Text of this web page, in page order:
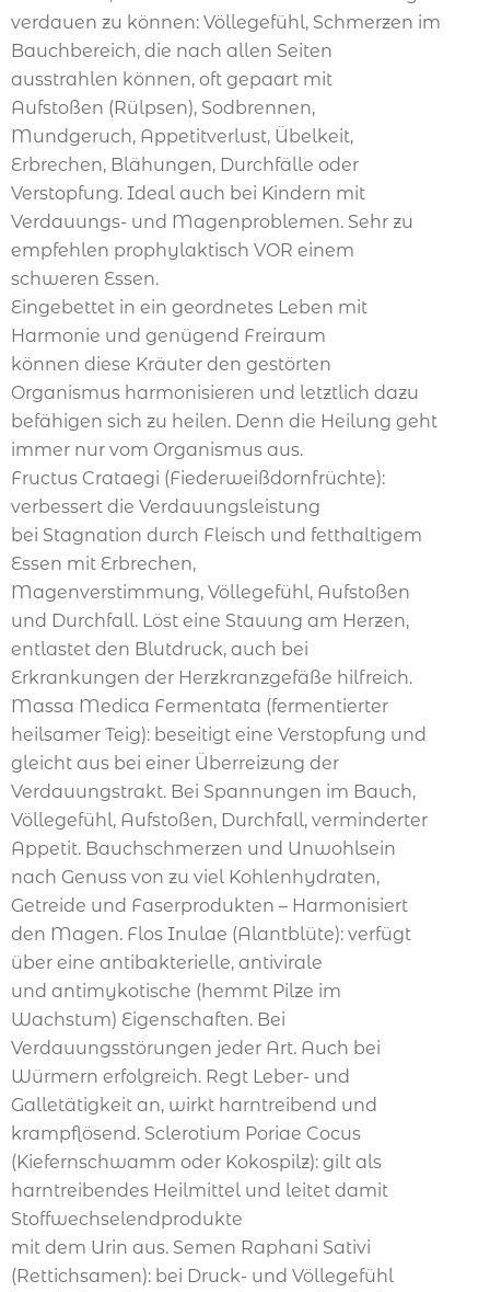
verdauen zu können: Völlegefühl, Schmerzen im
Bauchbereich, die nach allen Seiten
ausstrahlen können, oft gepaart mit
Aufstoßen (Rülpsen), Sodbrennen,
Mundgeruch, Appetitverlust, Übelkeit,
Erbrechen, Blähungen, Durchfälle oder
Verstopfung. Ideal auch bei Kindern mit
Verdauungs- und Magenproblemen. Sehr zu
empfehlen prophylaktisch VOR einem
schweren Essen.
Eingebettet in ein geordnetes Leben mit
Harmonie und genügend Freiraum
können diese Kräuter den gestörten
Organismus harmonisieren und letztlich dazu
befähigen sich zu heilen. Denn die Heilung geht
immer nur vom Organismus aus.
Fructus Crataegi (Fiederweißdornfrüchte):
verbessert die Verdauungsleistung
bei Stagnation durch Fleisch und fetthaltigem
Essen mit Erbrechen,
Magenverstimmung, Völlegefühl, Aufstoßen
und Durchfall. Löst eine Stauung am Herzen,
entlastet den Blutdruck, auch bei
Erkrankungen der Herzkranzgefäße hilfreich.
Massa Medica Fermentata (fermentierter
heilsamer Teig): beseitigt eine Verstopfung und
gleicht aus bei einer Überreizung der
Verdauungstrakt. Bei Spannungen im Bauch,
Völlegefühl, Aufstoßen, Durchfall, verminderter
Appetit. Bauchschmerzen und Unwohlsein
nach Genuss von zu viel Kohlenhydraten,
Getreide und Faserprodukten – Harmonisiert
den Magen. Flos Inulae (Alantblüte): verfügt
über eine antibakterielle, antivirale
und antimykotische (hemmt Pilze im
Wachstum) Eigenschaften. Bei
Verdauungsstörungen jeder Art. Auch bei
Würmern erfolgreich. Regt Leber- und
Galletätigkeit an, wirkt harntreibend und
krampflösend. Sclerotium Poriae Cocus
(Kiefernschwamm oder Kokospilz): gilt als
harntreibendes Heilmittel und leitet damit
Stoffwechselendprodukte
mit dem Urin aus. Semen Raphani Sativi
(Rettichsamen): bei Druck- und Völlegefühl